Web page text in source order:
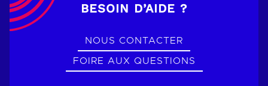
BESOIN D’AIDE ?
NOUS CONTACTER
FOIRE AUX QUESTIONS